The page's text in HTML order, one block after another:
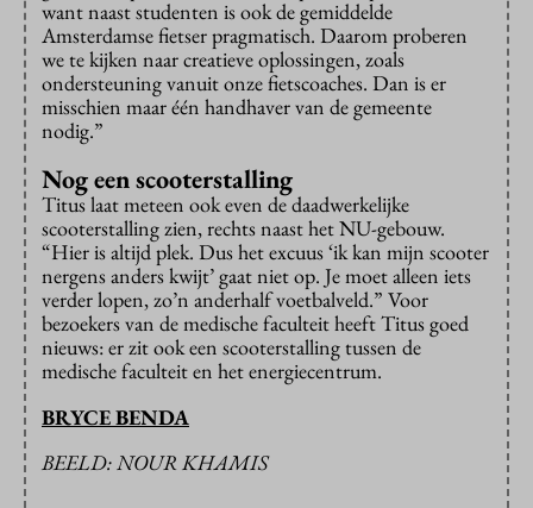
want naast studenten is ook de gemiddelde
Amsterdamse fietser pragmatisch. Daarom proberen
we te kijken naar creatieve oplossingen, zoals
ondersteuning vanuit onze fietscoaches. Dan is er
misschien maar één handhaver van de gemeente
nodig.”
Nog een scooterstalling
Titus laat meteen ook even de daadwerkelijke
scooterstalling zien, rechts naast het NU-gebouw.
“Hier is altijd plek. Dus het excuus ‘ik kan mijn scooter
nergens anders kwijt’ gaat niet op. Je moet alleen iets
verder lopen, zo’n anderhalf voetbalveld.” Voor
bezoekers van de medische faculteit heeft Titus goed
nieuws: er zit ook een scooterstalling tussen de
medische faculteit en het energiecentrum.
BRYCE BENDA
BEELD: NOUR KHAMIS